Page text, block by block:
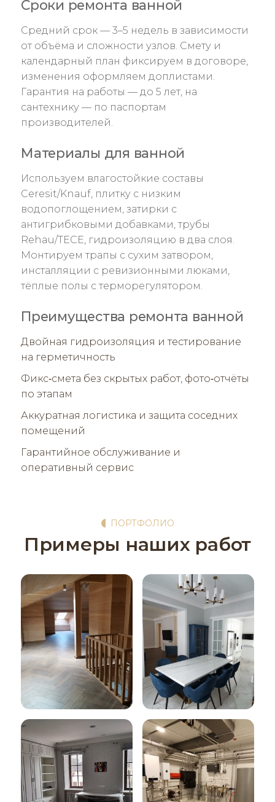
Сроки ремонта ванной
Средний срок — 3–5 недель в зависимости
от объёма и сложности узлов. Смету и
календарный план фиксируем в договоре,
изменения оформляем доплистами.
Гарантия на работы — до 5 лет, на
сантехнику — по паспортам
производителей.
Материалы для ванной
Используем влагостойкие составы
Ceresit/Knauf, плитку с низким
водопоглощением, затирки с
антигрибковыми добавками, трубы
Rehau/TECE, гидроизоляцию в два слоя.
Монтируем трапы с сухим затвором,
инсталляции с ревизионными люками,
тёплые полы с терморегулятором.
Преимущества ремонта ванной
Двойная гидроизоляция и тестирование
на герметичность
Фикс‑смета без скрытых работ, фото‑отчёты
по этапам
Аккуратная логистика и защита соседних
помещений
Гарантийное обслуживание и
оперативный сервис
ПОРТФОЛИО
Примеры наших работ